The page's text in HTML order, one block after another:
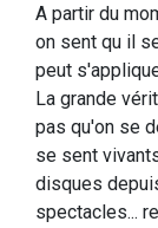
A partir du
on sent qu il
peut
La grande
pas qu'on se
se sent
disques
spectacles...